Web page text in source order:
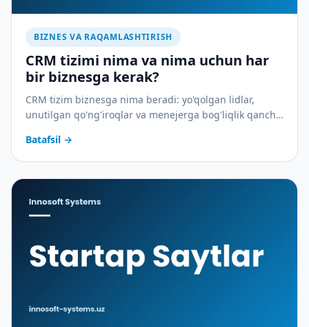
BIZNES VA RAQAMLASHTIRISH
CRM tizimi nima va nima uchun har
bir biznesga kerak?
CRM tizim biznesga nima beradi: yo'qolgan lidlar,
unutilgan qo'ng'iroqlar va menejerga bog'liqlik qancha
Batafsil →